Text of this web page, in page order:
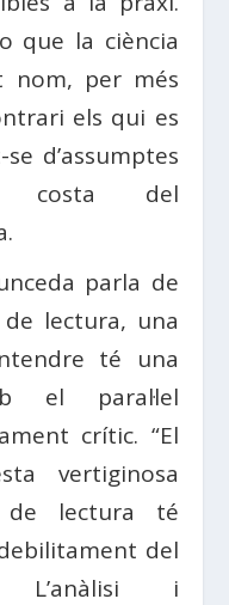
que la ciència
nom, per més
els qui es
d’assumptes
costa del
parla de
lectura, una
té una
el paral·lel
crític. “El
vertiginosa
de lectura té
del
L’anàlisi i